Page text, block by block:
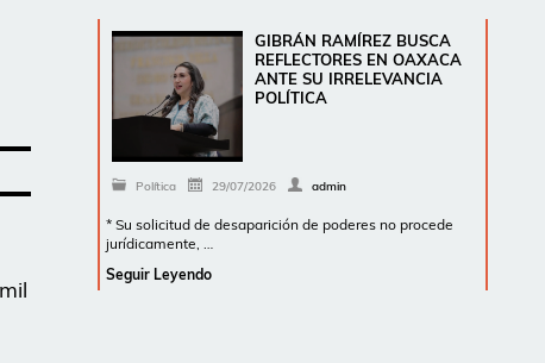
GIBRÁN RAMÍREZ BUSCA
REFLECTORES EN OAXACA
ANTE SU IRRELEVANCIA
POLÍTICA
Política 29/07/2026 admin
* Su solicitud de desaparición de poderes no procede
jurídicamente, …
Seguir Leyendo